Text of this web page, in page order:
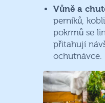
Vůně a
perníků,
pokrmů se
přitahují
ochutnávce.